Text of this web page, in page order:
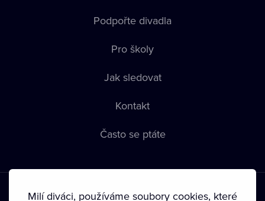
Podpořte divadla
Pro školy
Jak sledovat
Kontakt
Často se ptáte
Milí diváci, používáme soubory cookies, které